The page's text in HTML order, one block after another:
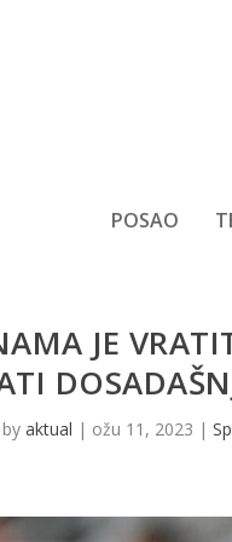
POSAO
JE
byaktual | ožu 11, 2023 |